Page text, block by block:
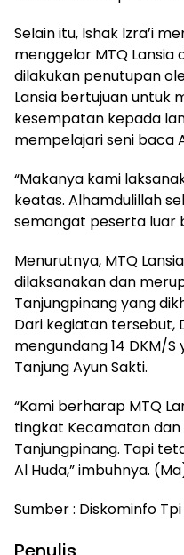
Selain itu, Ishak Izra’i
menggelar MTQ Lansia
dilakukan penutupan
Lansia bertujuan untuk
kesempatan kepada
mempelajari seni baca
“Makanya kami
keatas. Alhamdulillah
semangat peserta luar
Menurutnya, MTQ
dilaksanakan dan
Tanjungpinang yang
Dari kegiatan tersebut,
mengundang 14 DKM/
Tanjung Ayun Sakti.
“Kami berharap MTQ
tingkat Kecamatan
Tanjungpinang. Tapi
Al Huda,” imbuhnya.
Sumber : Diskominfo Tpi